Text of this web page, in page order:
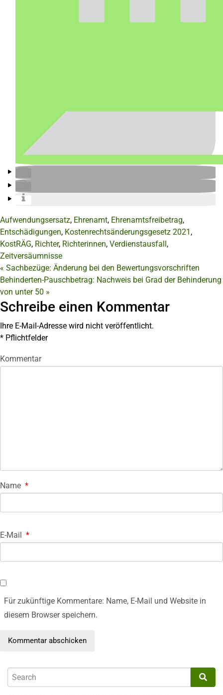
Aufwendungsersatz, Ehrenamt, Ehrenamtsfreibetrag,
Entschädigungen, Kostenrechtsänderungsgesetz 2021 ,
KostRÄG, Richter, Richterinnen, Verdienstausfall,
Zeitversäumnisse
« Sachbezüge: Änderung bei den Bewertungsvorschriften
Behinderten-Pauschbetrag: Nachweis bei Grad der Behinderung
von unter 50 »
Schreibe einen Kommentar
Ihre E-Mail-Adresse wird nicht veröffentlicht.
* Pflichtfelder
Kommentar
Name *
E-Mail *
Für zukünftige Kommentare: Name, E-Mail und Website in
diesem Browser speichern.